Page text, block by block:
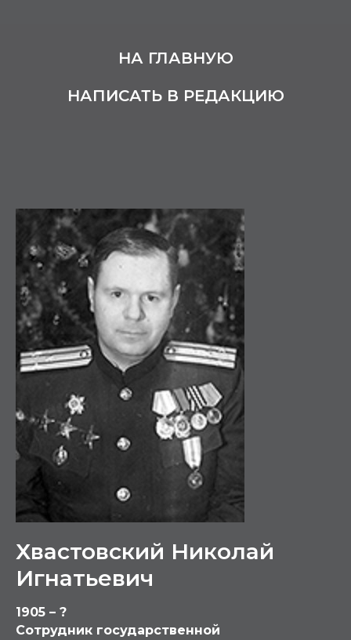
НА ГЛАВНУЮ
НАПИСАТЬ В РЕДАКЦИЮ
Хвастовский Николай
Игнатьевич
1905 – ?
Сотрудник государственной